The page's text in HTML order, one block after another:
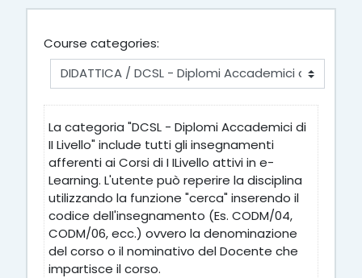
Course categories:
La categoria "DCSL - Diplomi Accademici di
II Livello" include tutti gli insegnamenti
afferenti ai Corsi di I ILivello attivi in e-
Learning. L'utente può reperire la disciplina
utilizzando la funzione "cerca" inserendo il
codice dell'insegnamento (Es. CODM/04,
CODM/06, ecc.) ovvero la denominazione
del corso o il nominativo del Docente che
impartisce il corso.